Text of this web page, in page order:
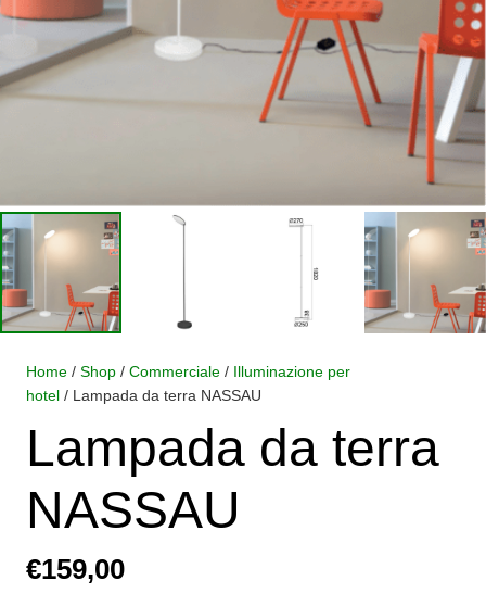
Home / Shop / Commerciale / Illuminazione per
hotel / Lampada da terra NASSAU
Lampada da terra
NASSAU
€159,00